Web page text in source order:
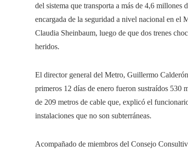
del sistema que transporta a más de 4,6
encargada de la seguridad a nivel nacional en el
Claudia Sheinbaum, luego de que dos trenes
heridos.
El director general del Metro, Guillermo
primeros 12 días de enero fueron sustraídos 530
de 209 metros de cable que, explicó el
instalaciones que no son subterráneas.
Acompañado de miembros del Consejo